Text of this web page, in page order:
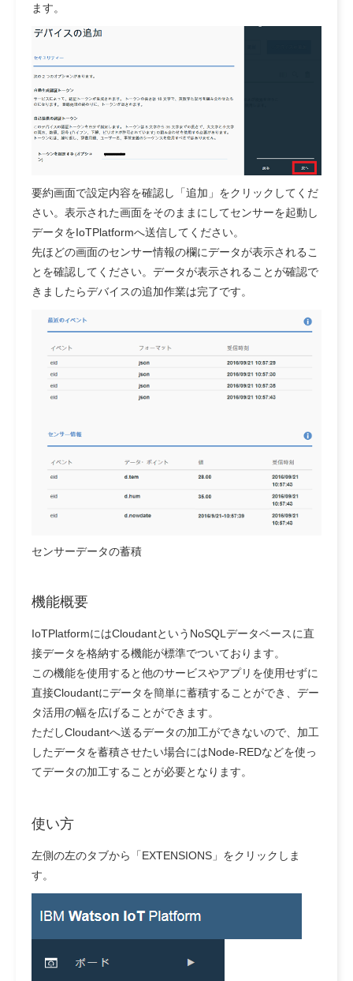
ます。
要約画面で設定内容を確認し「追加」をクリックしてくだ
さい。表示された画面をそのままにしてセンサーを起動し
データをIoTPlatformへ送信してください。
先ほどの画面のセンサー情報の欄にデータが表示されるこ
とを確認してください。データが表示されることが確認で
きましたらデバイスの追加作業は完了です。
センサーデータの蓄積
機能概要
IoTPlatformにはCloudantというNoSQLデータベースに直
接データを格納する機能が標準でついております。
この機能を使用すると他のサービスやアプリを使用せずに
直接Cloudantにデータを簡単に蓄積することができ、デー
タ活用の幅を広げることができます。
ただしCloudantへ送るデータの加工ができないので、加工
したデータを蓄積させたい場合にはNode-REDなどを使っ
てデータの加工することが必要となります。
使い方
左側の左のタブから「EXTENSIONS」をクリックしま
す。